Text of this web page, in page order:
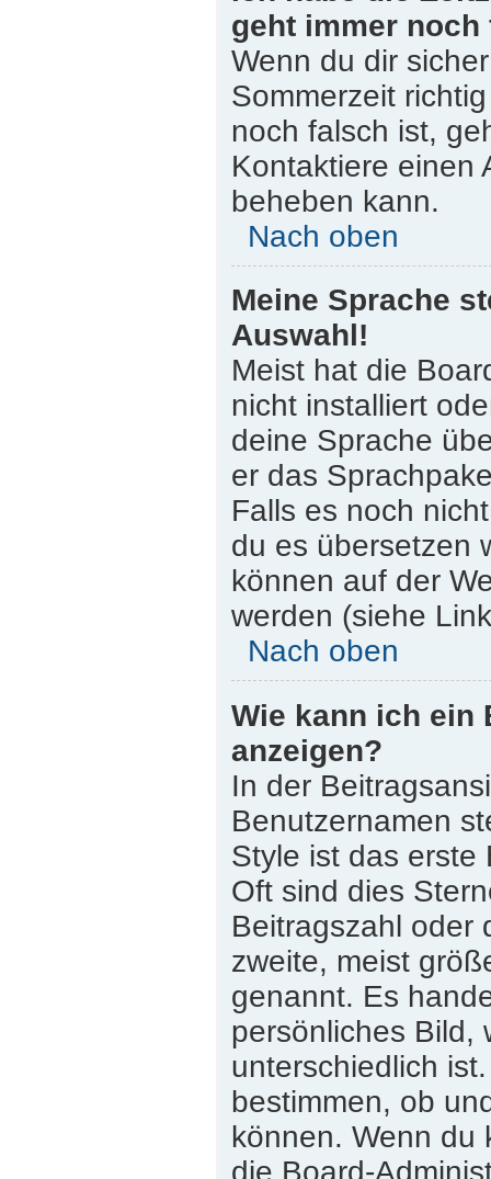
geht immer noch
Wenn du dir
Sommerzeit
noch falsch ist,
Kontaktiere einen
beheben kann.
Nach oben
Meine Sprache
Auswahl!
Meist hat die
nicht installiert
deine Sprache
er das
Falls es noch
du es übersetzen
können auf der
werden (siehe
Nach oben
Wie kann ich ein
anzeigen?
In der
Benutzernamen
Style ist das erste
Oft sind dies
Beitragszahl oder
zweite, meist
genannt. Es
persönliches Bild,
unterschiedlich
bestimmen, ob
können. Wenn du
die Board-